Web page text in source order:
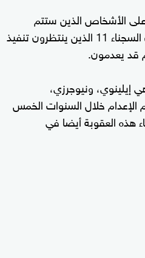
الأشخاص الذين ستتم
إدانتهم بعد تبنيه، ما يعني أن السجناء 11 الذين ينتظرون تنفيذ
قد يعدمون.
إيلينوي، ونيوجرزي،
خلال السنوات الخمس
هذه العقوبة أيضا في